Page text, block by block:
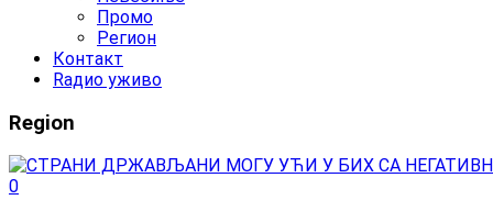
Промо
Регион
Контакт
Rадио уживо
Region
0